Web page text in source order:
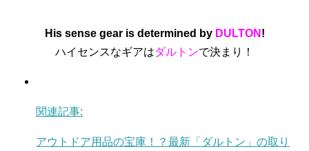
His sense gear is determined by DULTON !
ハイセンスなギアはダルトンで決まり！
関連記事:
アウトドア用品の宝庫！？最新「ダルトン」の取り